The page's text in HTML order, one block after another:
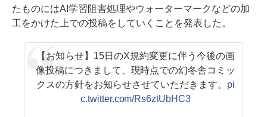
たものにはAI学習阻害処理やウォーターマークなどの加
工をかけた上での投稿をしていくことを発表した。
【お知らせ】15日のX規約変更に伴う今後の画
像投稿につきまして、現時点での幻冬舎コミッ
クスの方針をお知らせさせていただきます。 pi
c.twitter.com/Rs6ztUbHC3